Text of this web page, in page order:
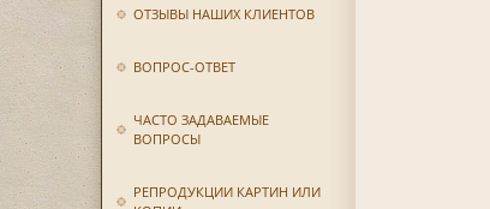
ОТЗЫВЫ НАШИХ КЛИЕНТОВ
ВОПРОС-ОТВЕТ
ЧАСТО ЗАДАВАЕМЫЕ
ВОПРОСЫ
РЕПРОДУКЦИИ КАРТИН ИЛИ